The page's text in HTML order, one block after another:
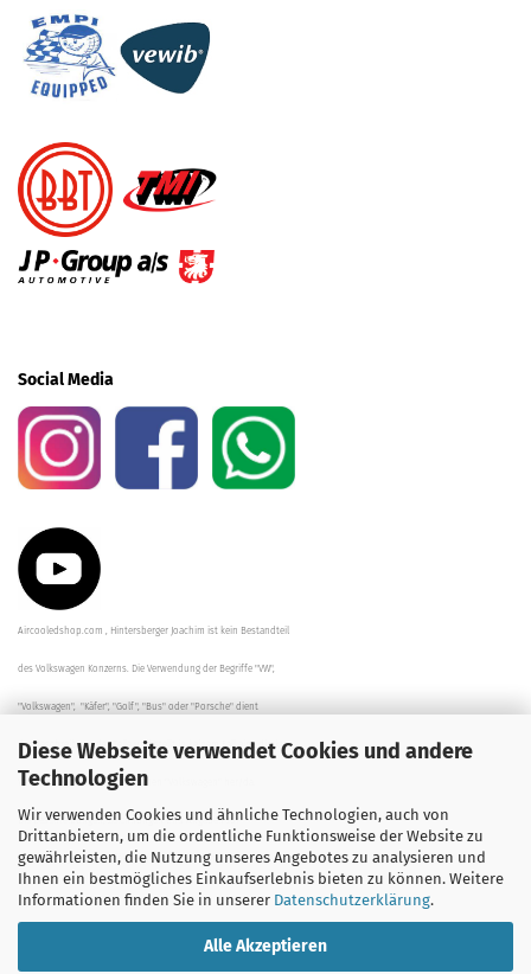
Diese Webseite verwendet Cookies und andere
Technologien
Wir verwenden Cookies und ähnliche Technologien, auch von
Drittanbietern, um die ordentliche Funktionsweise der Website zu
gewährleisten, die Nutzung unseres Angebotes zu analysieren und
Ihnen ein bestmögliches Einkaufserlebnis bieten zu können. Weitere
Informationen finden Sie in unserer Datenschutzerklärung.
Alle Akzeptieren
Social Media
Aircooledshop.com , Hintersberger Joachim ist kein Bestandteil
des Volkswagen Konzerns. Die Verwendung der Begriffe "VW",
"Volkswagen", "Käfer", "Golf", "Bus" oder "Porsche" dient
der Beschreibung der Teile und stellt in keinem Fall eine direkte
Verbindung zu dem Unternehmen "Volkswagen" her/da.
Die Beschreibungen, Zeichnungen und Angaben zur
Verwendung sind sorgfältig überprüft worden.